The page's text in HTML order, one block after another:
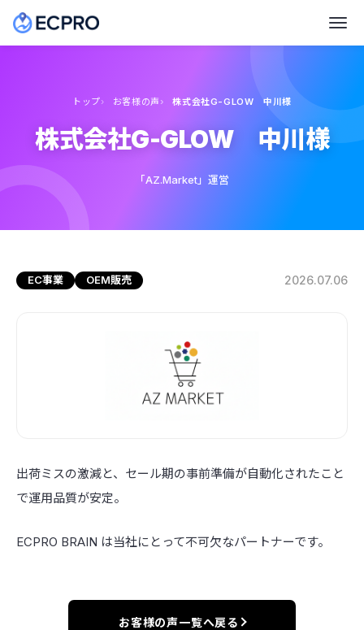
トップ お客様の声 株式会社G-GLOW 中川様
株式会社G-GLOW 中川様
「AZ.Market」運営
EC事業 OEM販売 2026.07.06
出荷ミスの激減と、セール期の事前準備が自動化されたこと
で運用品質が安定。
ECPRO BRAIN は当社にとって不可欠なパートナーです。
お客様の声一覧へ戻る